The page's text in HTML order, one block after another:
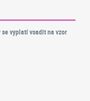
vyplatí vsadit na vzor